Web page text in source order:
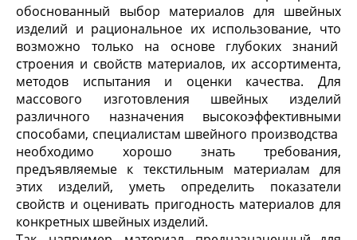
обоснованный выбор материалов для швейных
изделий и рациональное их использование, что
возможно только на основе глубоких знаний
строения и свойств материалов, их ассортимента,
методов испытания и оценки качества. Для
массового изготовления швейных изделий
различного назначения высокоэффективными
способами, специалистам швейного производства
необходимо хорошо знать требования,
предъявляемые к текстильным материалам для
этих изделий, уметь определить показатели
свойств и оценивать пригодность материалов для
конкретных швейных изделий.